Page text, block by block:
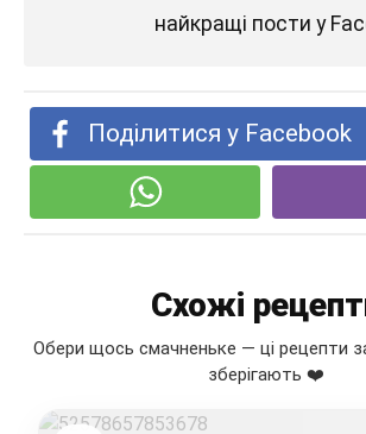
найкращі пости у
Поділитися у Facebook
Схожі
Обери щось смачненьке — ці рецепти
зберігають ❤️